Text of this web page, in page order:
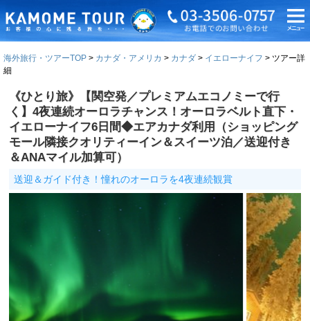
海外旅行・ツアーTOP カナダ・アメリカ カナダ イエローナイフ
ツアー詳
細
《ひとり旅》【関空発／プレミアムエコノミーで行
く】4夜連続オーロラチャンス！オーロラベルト直下・
イエローナイフ6日間◆エアカナダ利用（ショッピング
モール隣接クオリティーイン＆スイーツ泊／送迎付き
＆ANAマイル加算可）
送迎＆ガイド付き！憧れのオーロラを4夜連続観賞